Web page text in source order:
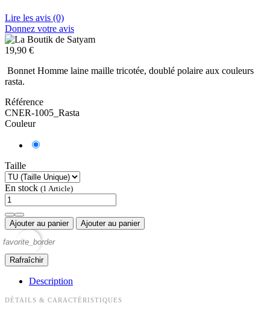
Lire les avis (0)
Donnez votre avis
19,90 €
Bonnet Homme laine maille tricotée, doublé polaire aux couleurs
rasta.
Référence
CNER-1005_Rasta
Couleur
Taille
En stock (1 Article)
Ajouter au panier Ajouter au panier
favorite_border
Description
DÉTAILS & CARACTÉRISTIQUES